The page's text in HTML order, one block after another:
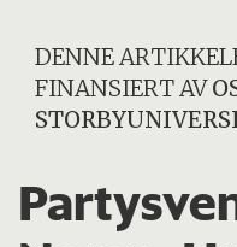
DENNE
FINANSIERT AV